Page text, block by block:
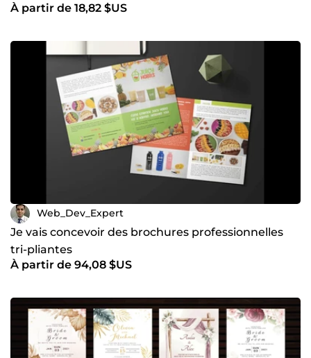
À partir de 18,82 $US
Web_Dev_Expert
Je vais concevoir des brochures professionnelles
tri-pliantes
À partir de 94,08 $US